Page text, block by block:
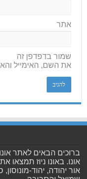
אתר
שמור בדפדפן זה
את השם, האימייל
ברוכים הבאים לאתר
אונו. באונו ניוז תמצאו
אור יהודה, יהוד-מונוסון,